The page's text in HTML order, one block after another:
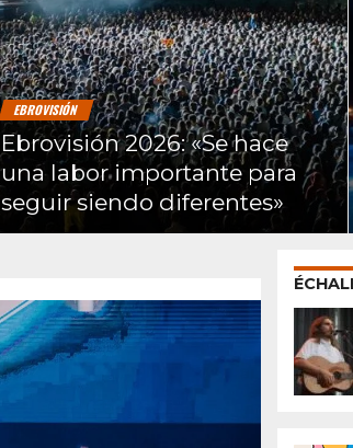
EBROVISIÓN
Ebrovisión 2026: «Se hace
una labor importante para
seguir siendo diferentes»